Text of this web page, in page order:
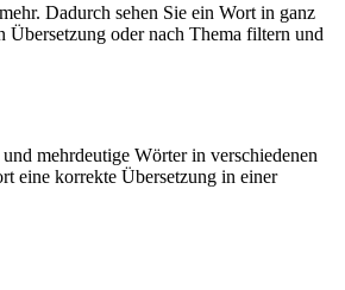
Dadurch sehen Sie ein Wort in ganz
Übersetzung oder nach Thema filtern und
mehrdeutige Wörter in verschiedenen
eine korrekte Übersetzung in einer